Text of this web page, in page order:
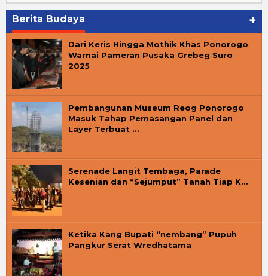
Berita Budaya +
Dari Keris Hingga Mothik Khas Ponorogo
Warnai Pameran Pusaka Grebeg Suro
2025
Pembangunan Museum Reog Ponorogo
Masuk Tahap Pemasangan Panel dan
Layer Terbuat …
Serenade Langit Tembaga, Parade
Kesenian dan “Sejumput” Tanah Tiap K…
Ketika Kang Bupati “nembang” Pupuh
Pangkur Serat Wredhatama